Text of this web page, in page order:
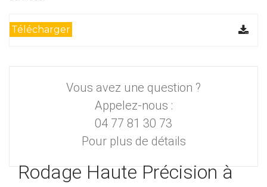
Télécharger
Vous avez une question ?
Appelez-nous :
04 77 81 30 73
Pour plus de détails
Rodage Haute Précision à